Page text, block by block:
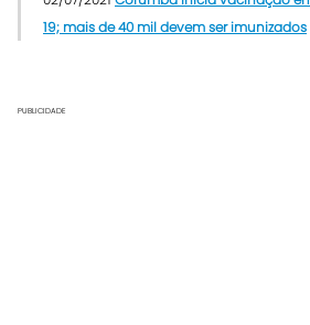
19; mais de 40 mil devem ser imunizados
PUBLICIDADE